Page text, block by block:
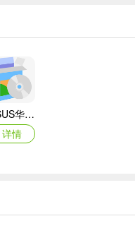
ASUS华硕F1A55-M LX3 R2.0主板BIOS
详情
AMD Mobility Radeon HD 2000/HD 3000/HD 4000/HD 5000系列移动显卡催化剂驱动